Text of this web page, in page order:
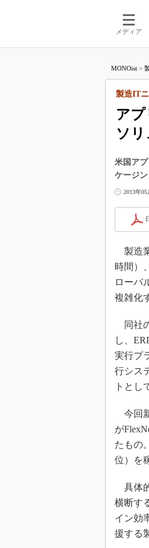
メディア
MONOist >
ア
ソ
製造IT
米国ア
ケージ
2013年
製造
時間）
ローバ
複雑化
同社
し、
実行プ
行シス
トとし
今回
が
たもの
位）を
具体
横断す
イン効
援する